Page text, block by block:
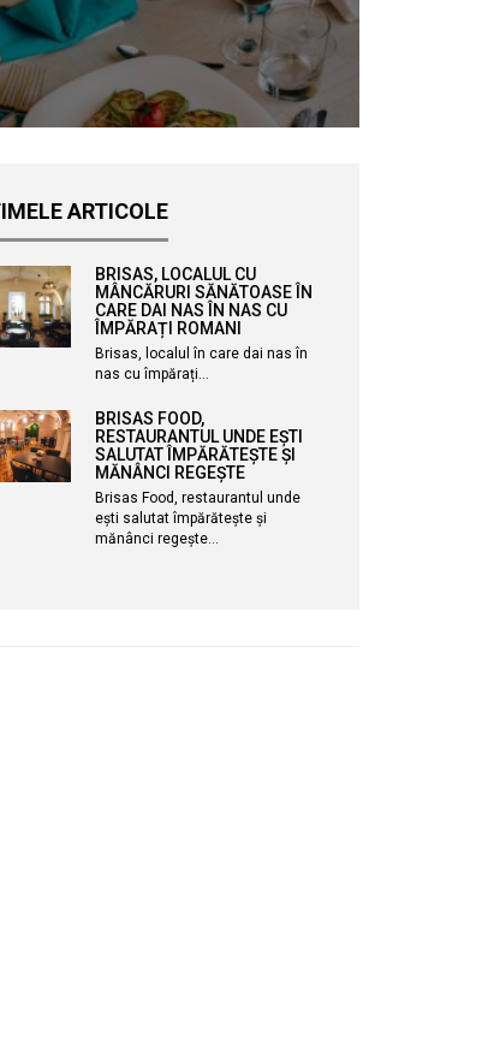
ARTICOLE
BRISAS, LOCALUL CU
MÂNCĂRURI SĂNĂTOASE ÎN
CARE DAI NAS ÎN NAS CU
ÎMPĂRAȚI ROMANI
Brisas, localul în care dai nas în
nas cu împărați…
BRISAS FOOD,
RESTAURANTUL UNDE EȘTI
SALUTAT ÎMPĂRĂTEȘTE ȘI
MĂNÂNCI REGEȘTE
Brisas Food, restaurantul unde
ești salutat împărătește și
mănânci regește…